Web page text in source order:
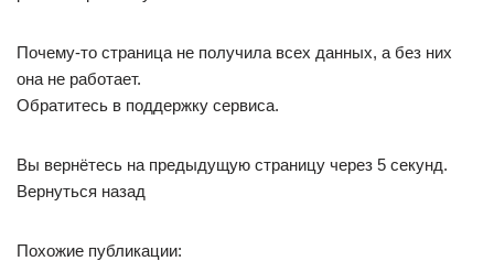
Почему-то страница не получила всех данных, а без них
она не работает.
Обратитесь в поддержку сервиса.
Вы вернётесь на предыдущую страницу через 5 секунд.
Вернуться назад
Похожие публикации: